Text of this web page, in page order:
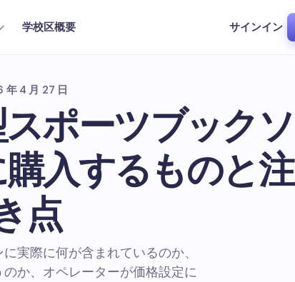
学校区概要 サインイン
年 4 月 27 日
ポーツブックソ
入するものと注
点
実際に何が含まれているのか、
か、オペレーターが価格設定に